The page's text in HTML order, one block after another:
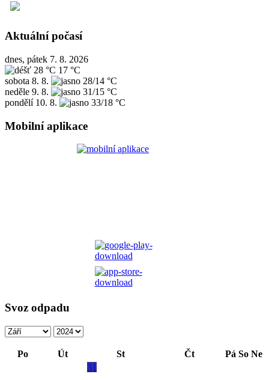
Aktuální počasí
dnes, pátek 7. 8. 2026
28 °C 17 °C
sobota 8. 8.
28/14 °C
neděle 9. 8.
31/15 °C
pondělí 10. 8. 33/18 °C
Mobilní aplikace
Svoz odpadu
Po Út St Čt Pá So Ne
31